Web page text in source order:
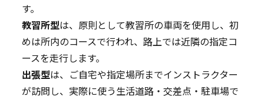
す。
教習所型は、原則として教習所の車両を使用し、初
めは所内のコースで行われ、路上では近隣の指定コ
ースを走行します。
出張型は、ご自宅や指定場所までインストラクター
が訪問し、実際に使う生活道路・交差点・駐車場で